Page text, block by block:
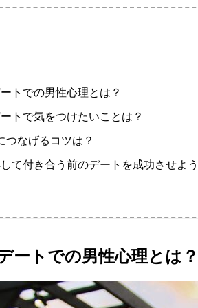
トでの男性心理とは？
トで気をつけたいことは？
つなげるコツは？
て付き合う前のデートを成功させよ
ートでの男性心理とは？